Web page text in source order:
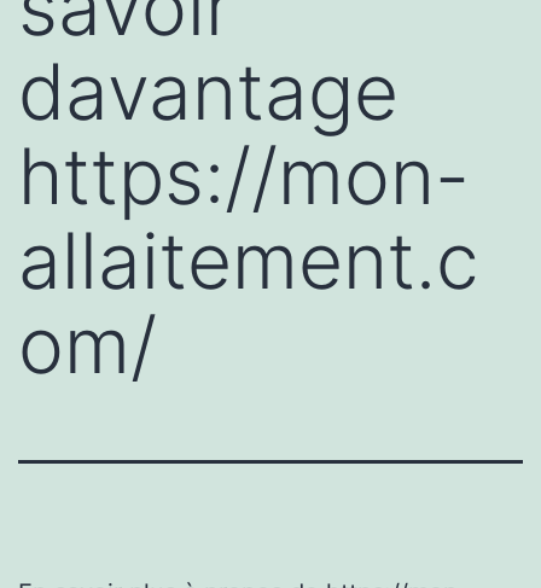
davantage
https://mon-
allaitement.c
om/